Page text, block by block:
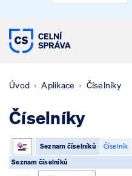
CELNÍ
Úvod Aplikace Číselníky
Číselníky
Seznam číselníků Číselník
Seznam číselníků